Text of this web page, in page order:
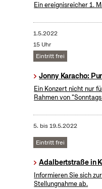
Ein ereignisreicher 1.
1.5.2022
15 Uhr
Eintritt frei
Jonny Karacho:
Ein Konzert nicht nur
Rahmen von
5. bis19.5.2022
Eintritt frei
Adalbertstraße in
Informieren Sie sich
Stellungnahme ab.